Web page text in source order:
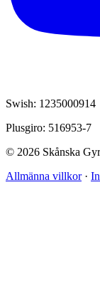
Swish: 1235000914
Plusgiro: 516953-7
© 2026 Skånska
Allmänna villkor ·